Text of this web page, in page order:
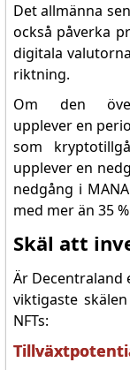
Det allmänna
också påverka
digitala
riktning.
Om den
upplever en
som
upplever en
nedgång i
med mer än 35
Skäl att
Är Decentraland
viktigaste
NFTs: